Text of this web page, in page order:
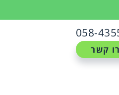
058-
קשר